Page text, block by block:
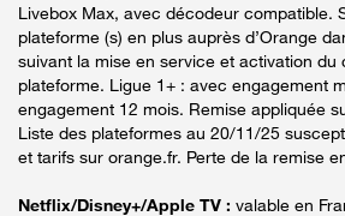
Livebox Max, avec décodeur compatible.
plateforme (s) en plus auprès d’Orange
suivant la mise en service et activation du
plateforme. Ligue 1+ : avec engagement
engagement 12 mois. Remise appliquée
Liste des plateformes au 20/11/25
et tarifs sur orange.fr. Perte de la remise
Netflix/Disney+/Apple TV : valable en